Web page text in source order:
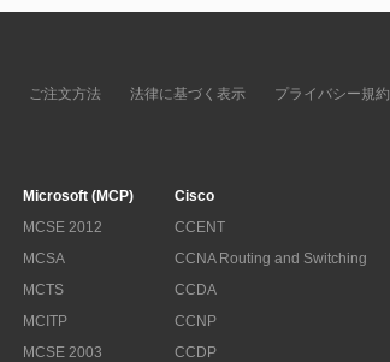
ご注文方法 法律に基づく表示 プライバシー規約
Microsoft (MCP)
MCSE 2012
MCSA
MCTS
MCITP
MCSE 2003
Cisco
CCENT
CCNA Routing and Switching
CCDA
CCNP
CCDP